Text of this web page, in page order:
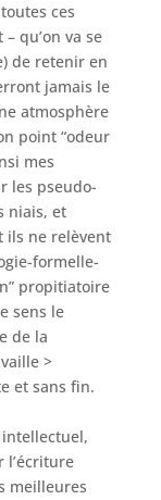
ces
qu’on va se
de retenir en
jamais le
atmosphère
point “odeur
mes
les pseudo-
niais, et
ils ne relèvent
formelle-
propitiatoire
sens le
de la
>
et sans fin.
l’écriture
meilleures